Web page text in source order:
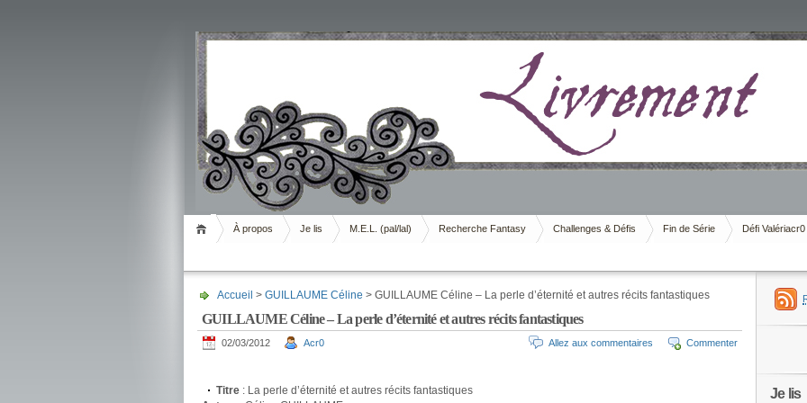
Livrement
À propos Je lis M.E.L. (pal/lal) Recherche Fantasy Challenges & Défis Fin de Série Défi Valériacr0
Accueil > GUILLAUME Céline > GUILLAUME Céline – La perle d’éternité et autres récits fantastiques
GUILLAUME Céline – La perle d’éternité et autres récits fantastiques
02/03/2012 Acr0 Commenter
Allez aux commentaires
Titre : La perle d’éternité et autres récits fantastiques
Je lis